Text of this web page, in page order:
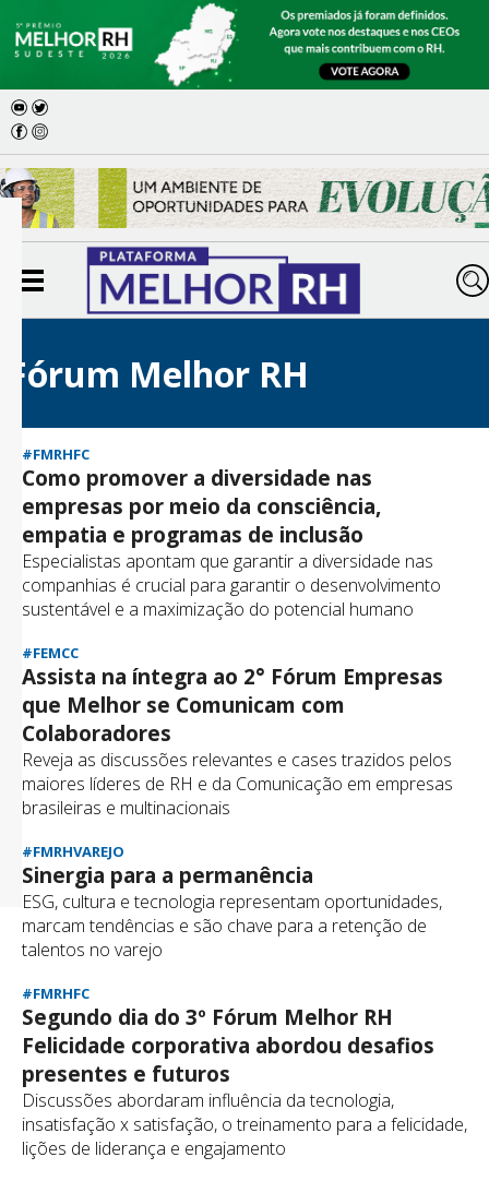
Fórum Melhor RH
#FMRHFC
Como promover a diversidade nas
empresas por meio da consciência,
empatia e programas de inclusão
Especialistas apontam que garantir a diversidade nas
companhias é crucial para garantir o desenvolvimento
sustentável e a maximização do potencial humano
#FEMCC
Assista na íntegra ao 2° Fórum Empresas
que Melhor se Comunicam com
Colaboradores
Reveja as discussões relevantes e cases trazidos pelos
maiores líderes de RH e da Comunicação em empresas
brasileiras e multinacionais
#FMRHVAREJO
Sinergia para a permanência
ESG, cultura e tecnologia representam oportunidades,
marcam tendências e são chave para a retenção de
talentos no varejo
#FMRHFC
Segundo dia do 3º Fórum Melhor RH
Felicidade corporativa abordou desafios
presentes e futuros
Discussões abordaram influência da tecnologia,
insatisfação x satisfação, o treinamento para a felicidade,
lições de liderança e engajamento